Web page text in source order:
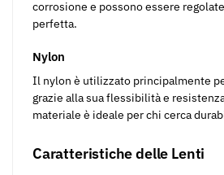
corrosione e possono essere
perfetta.
Nylon
Il nylon è utilizzato principalmente per occhiali sportivi
grazie alla sua flessibilità e
materiale è ideale per chi cerca
Caratteristiche delle Lenti